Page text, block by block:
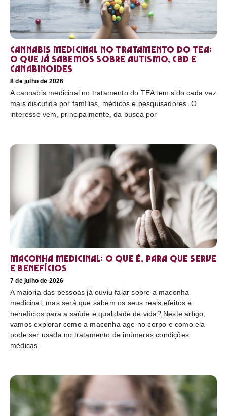
Cannabis medicinal no tratamento do TEA:
o que já sabemos sobre autismo, CBD e
canabinoides
8 de julho de 2026
A cannabis medicinal no tratamento do TEA tem sido cada vez
mais discutida por famílias, médicos e pesquisadores. O
interesse vem, principalmente, da busca por
Maconha medicinal: O que é, para que serve
e benefícios
7 de julho de 2026
A maioria das pessoas já ouviu falar sobre a maconha
medicinal, mas será que sabem os seus reais efeitos e
benefícios para a saúde e qualidade de vida? Neste artigo,
vamos explorar como a maconha age no corpo e como ela
pode ser usada no tratamento de inúmeras condições
médicas.